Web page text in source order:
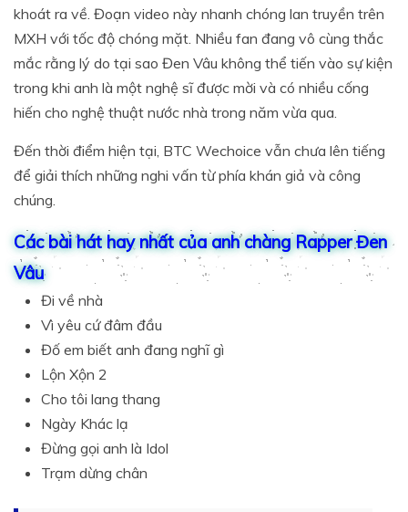
khoát ra về. Đoạn video này nhanh chóng lan truyền trên
MXH với tốc độ chóng mặt. Nhiều fan đang vô cùng thắc
mắc rằng lý do tại sao Đen Vâu không thể tiến vào sự kiện
trong khi anh là một nghệ sĩ được mời và có nhiều cống
hiến cho nghệ thuật nước nhà trong năm vừa qua.
Đến thời điểm hiện tại, BTC Wechoice vẫn chưa lên tiếng
để giải thích những nghi vấn từ phía khán giả và công
chúng.
Các bài hát hay nhất của anh chàng Rapper Đen
Vâu
Đi về nhà
Vì yêu cứ đâm đầu
Đố em biết anh đang nghĩ gì
Lộn Xộn 2
Cho tôi lang thang
Ngày Khác lạ
Đừng gọi anh là Idol
Trạm dừng chân